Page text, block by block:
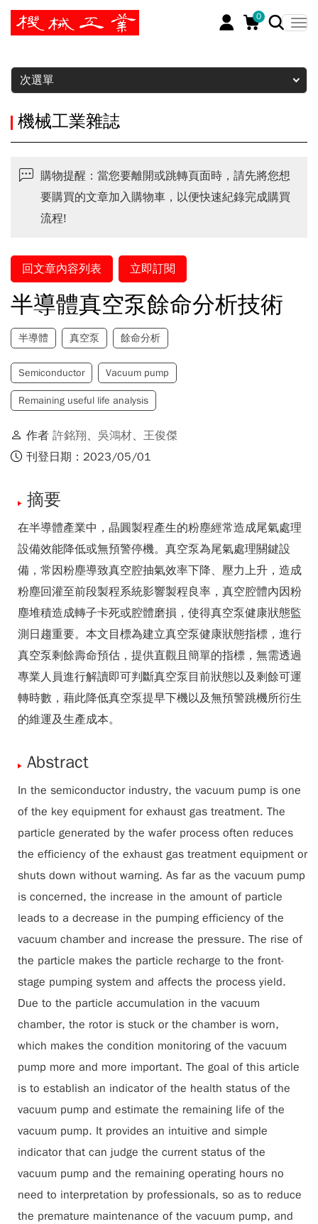
0
暫停
次選單
機械工業雜誌
購物提醒：當您要離開或跳轉頁面時，請先將您想
要購買的文章加入購物車，以便快速紀錄完成購買
流程!
回文章內容列表 立即訂閱
半導體真空泵餘命分析技術
半導體 真空泵 餘命分析
Semiconductor Vacuum pump
Remaining useful life analysis
作者 許銘翔、 吳鴻材、 王俊傑
刊登日期：2023/05/01
摘要
在半導體產業中，晶圓製程產生的粉塵經常造成尾氣處理
設備效能降低或無預警停機。真空泵為尾氣處理關鍵設
備，常因粉塵導致真空腔抽氣效率下降、壓力上升，造成
粉塵回灌至前段製程系統影響製程良率，真空腔體內因粉
塵堆積造成轉子卡死或腔體磨損，使得真空泵健康狀態監
測日趨重要。本文目標為建立真空泵健康狀態指標，進行
真空泵剩餘壽命預估，提供直觀且簡單的指標，無需透過
專業人員進行解讀即可判斷真空泵目前狀態以及剩餘可運
轉時數，藉此降低真空泵提早下機以及無預警跳機所衍生
的維運及生產成本。
Abstract
In the semiconductor industry, the vacuum pump is one
of the key equipment for exhaust gas treatment. The
particle generated by the wafer process often reduces
the efficiency of the exhaust gas treatment equipment or
shuts down without warning. As far as the vacuum pump
is concerned, the increase in the amount of particle
leads to a decrease in the pumping efficiency of the
vacuum chamber and increase the pressure. The rise of
the particle makes the particle recharge to the front-
stage pumping system and affects the process yield.
Due to the particle accumulation in the vacuum
chamber, the rotor is stuck or the chamber is worn,
which makes the condition monitoring of the vacuum
pump more and more important. The goal of this article
is to establish an indicator of the health status of the
vacuum pump and estimate the remaining life of the
vacuum pump. It provides an intuitive and simple
indicator that can judge the current status of the
vacuum pump and the remaining operating hours no
need to interpretation by professionals, so as to reduce
the premature maintenance of the vacuum pump, and